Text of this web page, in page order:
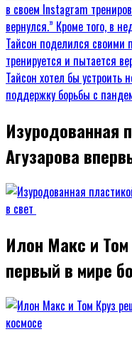
Изуродованная
Агузарова
Илон Макс и
первый в мире